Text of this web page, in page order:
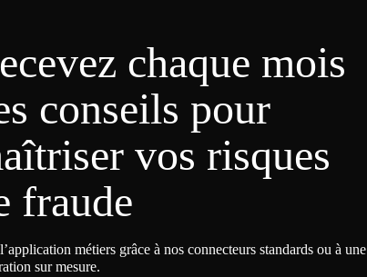
chaque mois
conseils pour
vos risques
fraude
métiers grâce à nos connecteurs standards ou à une
sur mesure.